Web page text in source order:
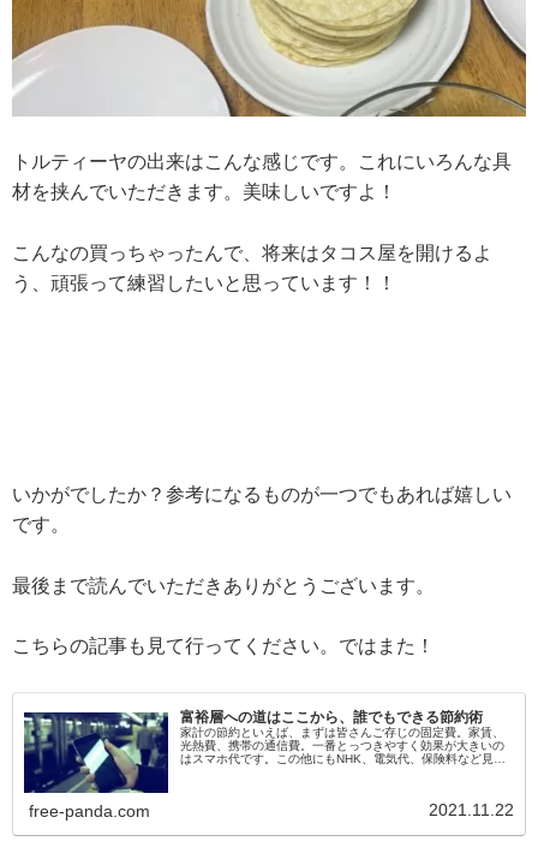
トルティーヤの出来はこんな感じです。これにいろんな具
材を挟んでいただきます。美味しいですよ！
こんなの買っちゃったんで、将来はタコス屋を開けるよ
う、頑張って練習したいと思っています！！
いかがでしたか？参考になるものが一つでもあれば嬉しい
です。
最後まで読んでいただきありがとうございます。
こちらの記事も見て行ってください。ではまた！
富裕層への道はここから、誰でもできる節約術
家計の節約といえば、まずは皆さんご存じの固定費。家賃、
光熱費、携帯の通信費。一番とっつきやすく効果が大きいの
はスマホ代です。この他にもNHK、電気代、保険料など見直
free-panda.com 2021.11.22